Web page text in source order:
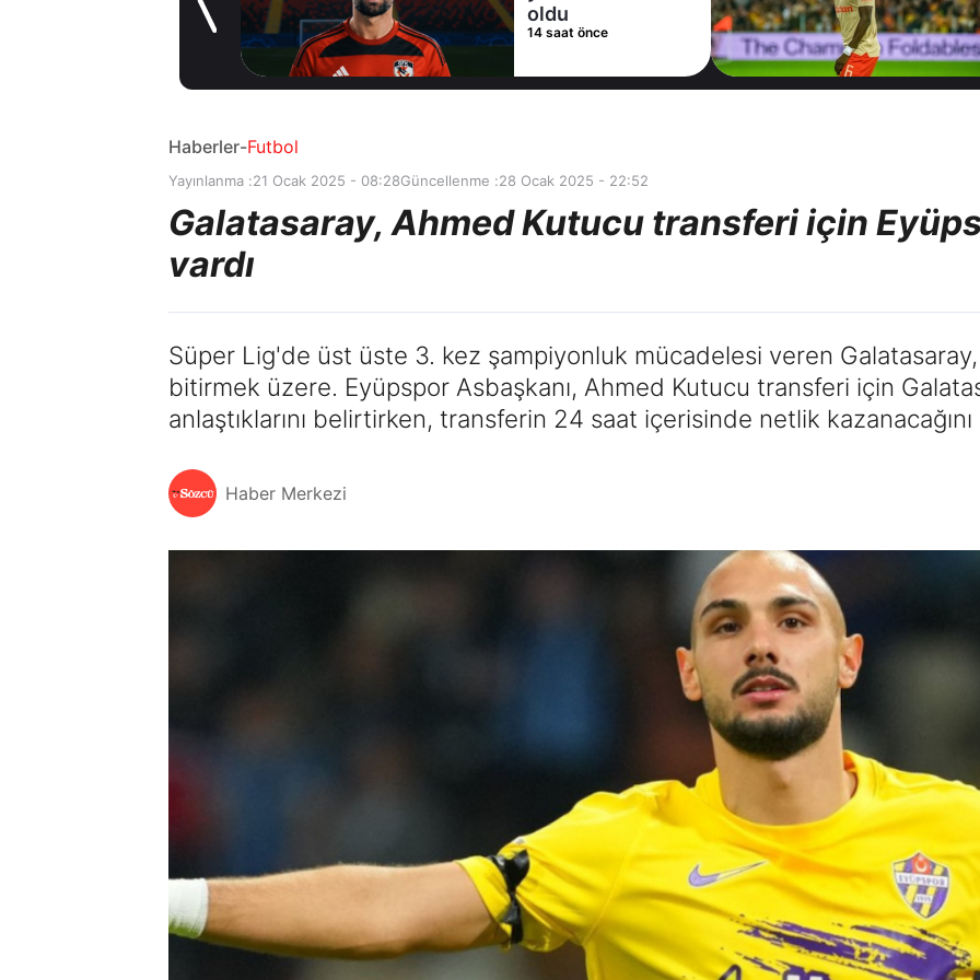
oldu
14 saat önce
16 saat önce
Haberler-Futbol
Yayınlanma :21 Ocak 2025 - 08:28Güncellenme :28 Ocak 2025 - 22:52
Galatasaray, Ahmed Kutucu transferi için
vardı
Süper Lig'de üst üste 3. kez şampiyonluk mücadelesi veren
bitirmek üzere. Eyüpspor Asbaşkanı, Ahmed Kutucu transferi için
anlaştıklarını belirtirken, transferin 24 saat içerisinde netlik
Haber Merkezi